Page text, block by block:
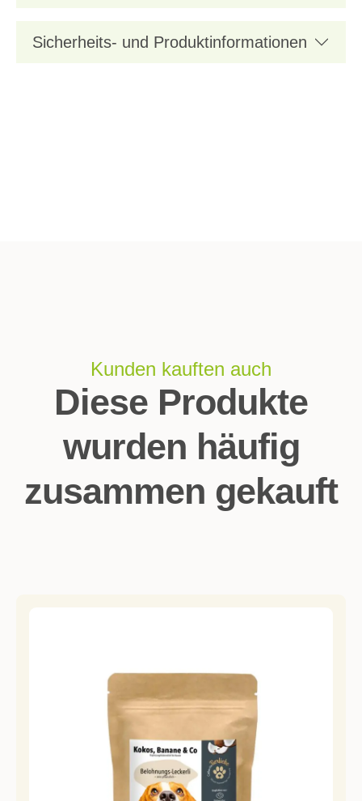
Sicherheits- und Produktinformationen
Kunden kauften auch
Diese Produkte
wurden häufig
zusammen gekauft